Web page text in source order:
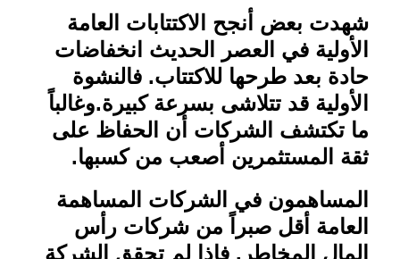
شهدت بعض أنجح الاكتتابات العامة
الأولية في العصر الحديث انخفاضات
حادة بعد طرحها للاكتتاب. فالنشوة
الأولية قد تتلاشى بسرعة كبيرة.وغالباً
ما تكتشف الشركات أن الحفاظ على
ثقة المستثمرين أصعب من كسبها.
المساهمون في الشركات المساهمة
العامة أقل صبراً من شركات رأس
المال المخاطر. فإذا لم تحقق الشركة